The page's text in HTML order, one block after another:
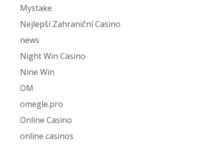
Mystake
Nejlepší Zahraniční Casino
news
Night Win Casino
Nine Win
OM
omegle.pro
Online Casino
online casinos